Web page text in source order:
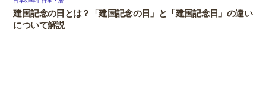
建国記念の日とは？「建国記念の日」と「建国記念日」の違い
について解説